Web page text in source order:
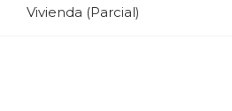
Vivienda (Parcial)